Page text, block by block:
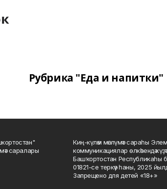
Рубрика "Еда и напитки"
саралары
Киң-күләм мәғлүмәт сараһы
коммуникациялар өлкәһендә
Башҡортостан Республикаһы
01821-се теркәү һаны, 2025
Запрещено для детей «18+»